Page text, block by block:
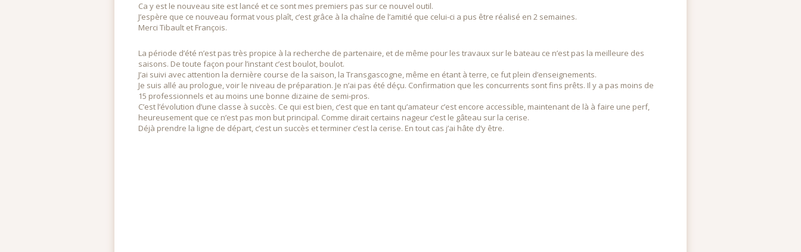
Ca y est le nouveau site est lancé et ce sont mes premiers pas sur ce nouvel outil.
J’espère que ce nouveau format vous plaît, c’est grâce à la chaîne de l’amitié que celui-ci a pus être réalisé en 2 semaines.
Merci Tibault et François.
La période d’été n’est pas très propice à la recherche de partenaire, et de même pour les travaux sur le bateau ce n’est pas la meilleure des
saisons. De toute façon pour l’instant c’est boulot, boulot.
J’ai suivi avec attention la dernière course de la saison, la Transgascogne, même en étant à terre, ce fut plein d’enseignements.
Je suis allé au prologue, voir le niveau de préparation. Je n’ai pas été déçu. Confirmation que les concurrents sont fins prêts. Il y a pas moins de
15 professionnels et au moins une bonne dizaine de semi-pros.
C’est l’évolution d’une classe à succès. Ce qui est bien, c’est que en tant qu’amateur c’est encore accessible, maintenant de là à faire une perf,
heureusement que ce n’est pas mon but principal. Comme dirait certains nageur c’est le gâteau sur la cerise.
Déjà prendre la ligne de départ, c’est un succès et terminer c’est la cerise. En tout cas j’ai hâte d’y être.